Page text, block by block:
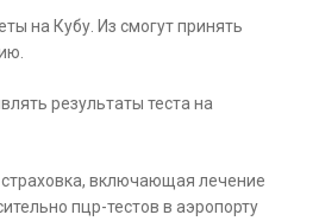
на Кубу. Из смогут принять
результаты теста на
включающая лечение
пцр-тестов в аэропорту